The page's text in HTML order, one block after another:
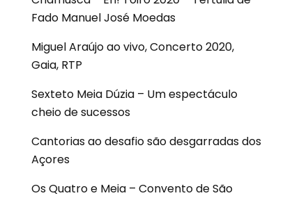
Fado Manuel José Moedas
Miguel Araújo ao vivo, Concerto 2020,
Gaia, RTP
Sexteto Meia Dúzia – Um espectáculo
cheio de sucessos
Cantorias ao desafio são desgarradas dos
Açores
Os Quatro e Meia – Convento de São